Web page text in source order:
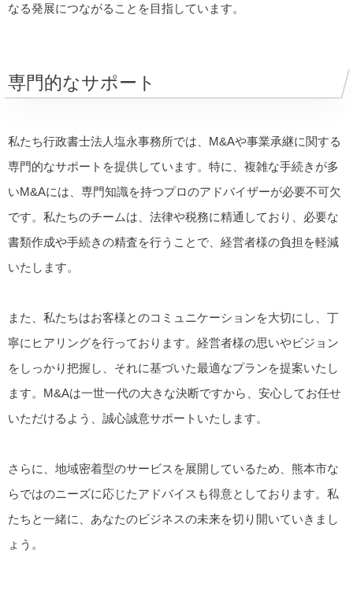
なる発展につながることを目指しています。
専門的なサポート
私たち行政書士法人塩永事務所では、M&Aや事業承継に関する
専門的なサポートを提供しています。特に、複雑な手続きが多
いM&Aには、専門知識を持つプロのアドバイザーが必要不可欠
です。私たちのチームは、法律や税務に精通しており、必要な
書類作成や手続きの精査を行うことで、経営者様の負担を軽減
いたします。
また、私たちはお客様とのコミュニケーションを大切にし、丁
寧にヒアリングを行っております。経営者様の思いやビジョン
をしっかり把握し、それに基づいた最適なプランを提案いたし
ます。M&Aは一世一代の大きな決断ですから、安心してお任せ
いただけるよう、誠心誠意サポートいたします。
さらに、地域密着型のサービスを展開しているため、熊本市な
らではのニーズに応じたアドバイスも得意としております。私
たちと一緒に、あなたのビジネスの未来を切り開いていきまし
ょう。